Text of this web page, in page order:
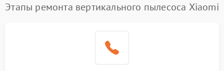
Этапы ремонта вертикального пылесоса Xiaomi